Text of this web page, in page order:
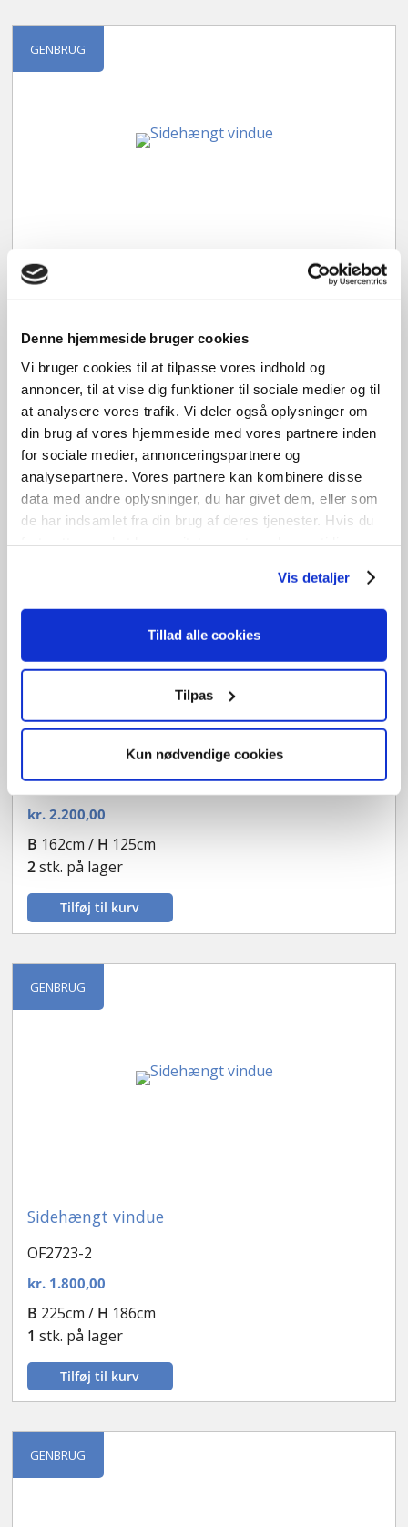
Denne hjemmeside bruger cookies
Vi bruger cookies til at tilpasse vores indhold og
annoncer, til at vise dig funktioner til sociale medier og til
at analysere vores trafik. Vi deler også oplysninger om
din brug af vores hjemmeside med vores partnere inden
for sociale medier, annonceringspartnere og
analysepartnere. Vores partnere kan kombinere disse
data med andre oplysninger, du har givet dem, eller som
de har indsamlet fra din brug af deres tjenester. Hvis du
Vis detaljer
Tillad alle cookies
Tilpas
Kun nødvendige cookies
GENBRUG
Sidehængt vindue
kr.900,00
Tilføj til kurv
B 149cm /H99cm
1stk. på lager
3 lags energiglas
Sidehængt vindue
OF2727D
kr.2.200,00
Tilføj til kurv
B 162cm / H 125cm
2stk. på lager
GENBRUG
Sidehængt vindue
OF2723-2
kr.1.800,00
Tilføj til kurv
B 225cm / H 186cm
1 stk. på lager
GENBRUG